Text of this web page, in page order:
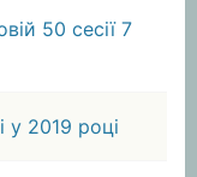
50 сесії 7
у 2019 році